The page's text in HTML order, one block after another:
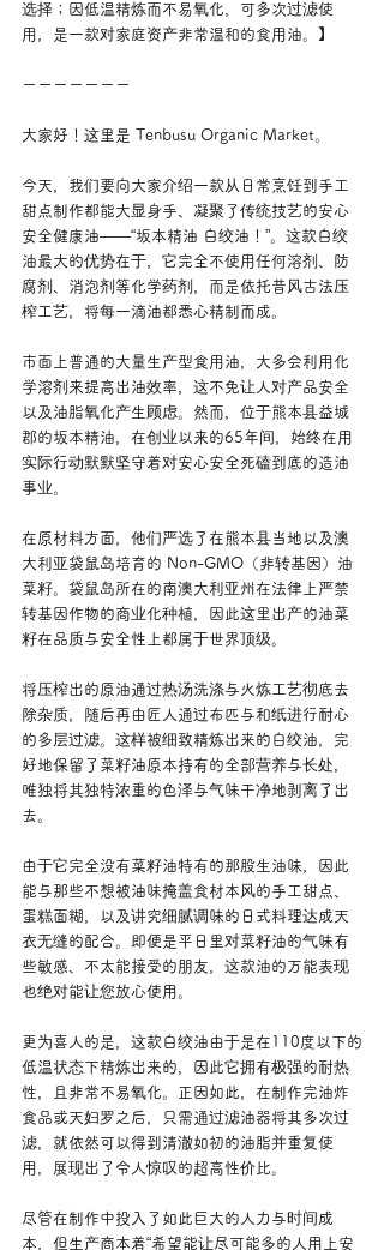
选择；因低温精炼而不易氧化，可多次过滤使
用，是一款对家庭资产非常温和的食用油。】
ーーーーーーー
大家好！这里是 Tenbusu Organic Market。
今天，我们要向大家介绍一款从日常烹饪到手工
甜点制作都能大显身手、凝聚了传统技艺的安心
安全健康油——“坂本精油 白绞油！”。这款白绞
油最大的优势在于，它完全不使用任何溶剂、防
腐剂、消泡剂等化学药剂，而是依托昔风古法压
榨工艺，将每一滴油都悉心精制而成。
市面上普通的大量生产型食用油，大多会利用化
学溶剂来提高出油效率，这不免让人对产品安全
以及油脂氧化产生顾虑。然而，位于熊本县益城
郡的坂本精油，在创业以来的65年间，始终在用
实际行动默默坚守着对安心安全死磕到底的造油
事业。
在原材料方面，他们严选了在熊本县当地以及澳
大利亚袋鼠岛培育的 Non-GMO（非转基因）油
菜籽。袋鼠岛所在的南澳大利亚州在法律上严禁
转基因作物的商业化种植，因此这里出产的油菜
籽在品质与安全性上都属于世界顶级。
将压榨出的原油通过热汤洗涤与火炼工艺彻底去
除杂质，随后再由匠人通过布匹与和纸进行耐心
的多层过滤。这样被细致精炼出来的白绞油，完
好地保留了菜籽油原本持有的全部营养与长处，
唯独将其独特浓重的色泽与气味干净地剥离了出
去。
由于它完全没有菜籽油特有的那股生油味，因此
能与那些不想被油味掩盖食材本风的手工甜点、
蛋糕面糊，以及讲究细腻调味的日式料理达成天
衣无缝的配合。即便是平日里对菜籽油的气味有
些敏感、不太能接受的朋友，这款油的万能表现
也绝对能让您放心使用。
更为喜人的是，这款白绞油由于是在110度以下的
低温状态下精炼出来的，因此它拥有极强的耐热
性，且非常不易氧化。正因如此，在制作完油炸
食品或天妇罗之后，只需通过滤油器将其多次过
滤，就依然可以得到清澈如初的油脂并重复使
用，展现出了令人惊叹的超高性价比。
尽管在制作中投入了如此巨大的人力与时间成
本，但生产商本着“希望能让尽可能多的人用上安